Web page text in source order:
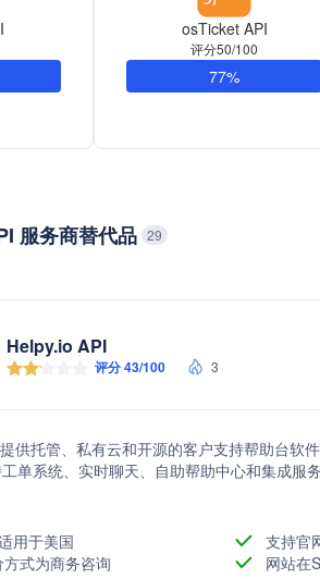
osTicket API
评分50/100
77%
服务商替代品 29
Helpy.io API
评分 43/100 3
供托管、私有云和开源的客户支持帮助台软
单系统、实时聊天、自助帮助中心和集成服
用于美国
支持官
方式为商务咨询
网站在